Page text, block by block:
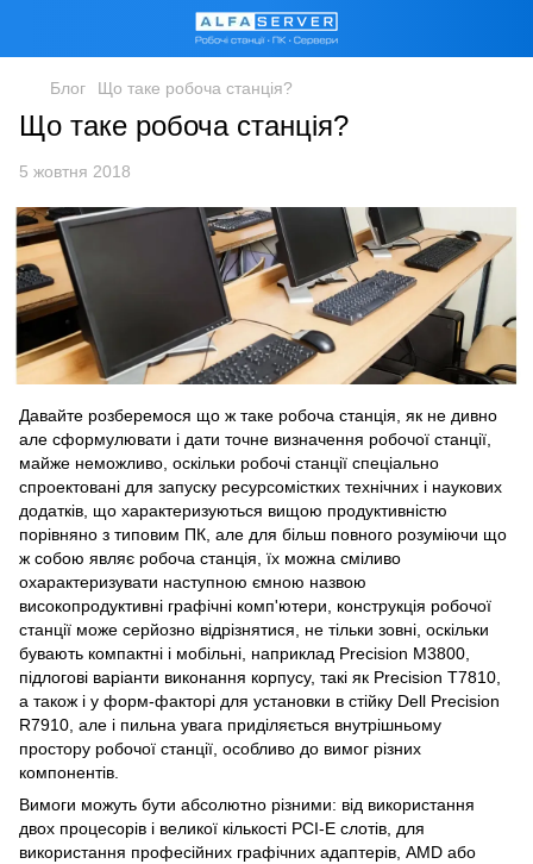
Блог Що таке робоча станція?
Що таке робоча станція?
5 жовтня 2018
Давайте розберемося що ж таке робоча станція, як не дивно
але сформулювати і дати точне визначення робочої станції,
майже неможливо, оскільки робочі станції спеціально
спроектовані для запуску ресурсомістких технічних і наукових
додатків, що характеризуються вищою продуктивністю
порівняно з типовим ПК, але для більш повного розуміючи що
ж собою являє робоча станція, їх можна сміливо
охарактеризувати наступною ємною назвою
високопродуктивні графічні комп'ютери, конструкція робочої
станції може серйозно відрізнятися, не тільки зовні, оскільки
бувають компактні і мобільні, наприклад Precision M3800,
підлогові варіанти виконання корпусу, такі як Precision T7810,
а також і у форм-факторі для установки в стійку Dell Precision
R7910, але і пильна увага приділяється внутрішньому
простору робочої станції, особливо до вимог різних
компонентів.
Вимоги можуть бути абсолютно різними: від використання
двох процесорів і великої кількості PCI-E слотів, для
використання професійних графічних адаптерів, AMD або